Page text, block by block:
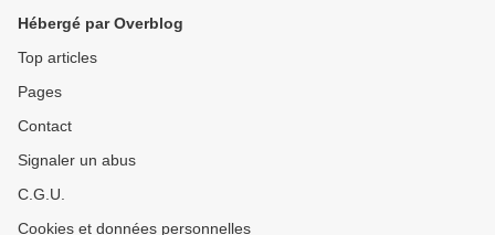
Hébergé par Overblog
Top articles
Pages
Contact
Signaler un abus
C.G.U.
Cookies et données personnelles